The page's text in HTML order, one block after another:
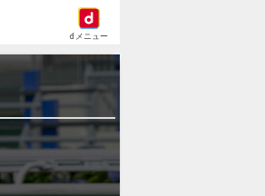
dメニュー